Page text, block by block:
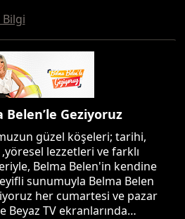
Bilgi
Belen’le Geziyoruz
güzel köşeleri; tarihi,
,yöresel lezzetleri ve farklı
Belma Belen'in kendine
sunumuyla Belma Belen
her cumartesi ve pazar
Beyaz TV ekranlarında…